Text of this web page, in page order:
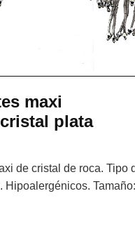
maxi
plata
de cristal de roca. Tipo
Hipoalergénicos. Tamaño: